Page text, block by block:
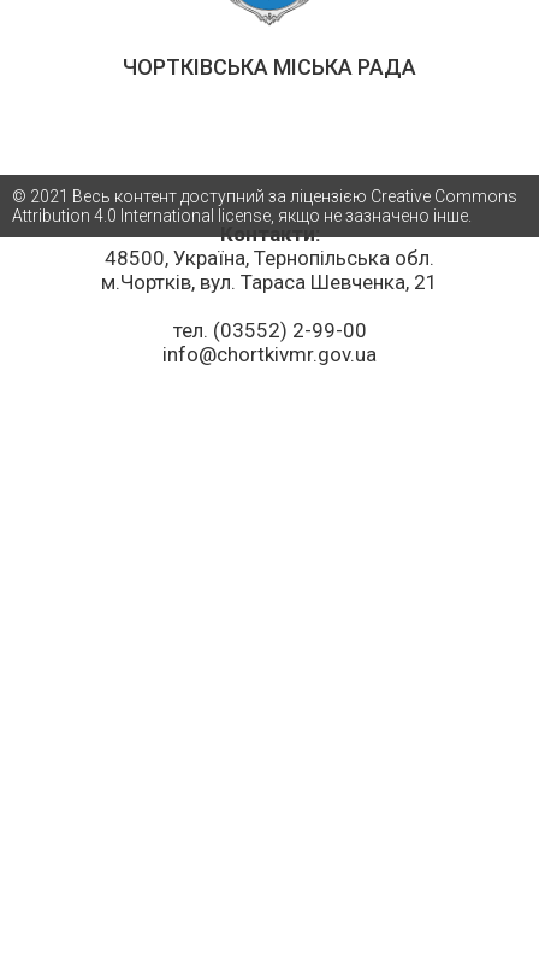
ЧОРТКІВСЬКА МІСЬКА РАДА
Контакти:
48500, Україна, Тернопільська обл.
м.Чортків, вул. Тараса Шевченка, 21
тел. (03552) 2-99-00
info@chortkivmr.gov.ua
© 2021 Весь контент доступний за ліцензією Creative Commons
Attribution 4.0 International license, якщо не зазначено інше.